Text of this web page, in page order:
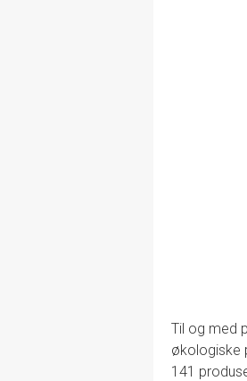
Til og med
økologiske
141